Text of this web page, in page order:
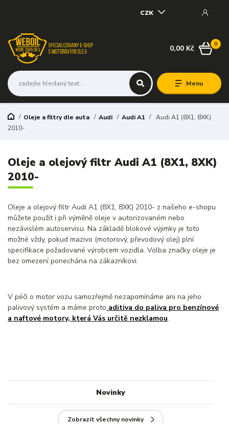
Menu
CZK
0
0,00 Kč
Oleje a filtry dle auta Audi Audi A1
Audi A1 (8X1, 8XK)
2010-
Oleje a olejový filtr Audi A1 (8X1, 8XK)
2010-
Oleje a olejový filtr Audi A1 (8X1, 8XK) 2010- z našeho e-shopu
můžete použít i při výměně oleje v autorizovaném nebo
nezávislém autoservisu. Na základě blokové výjimky je toto
možné vždy, pokud mazivo (motorový, převodový olej) plní
specifikace požadované výrobcem vozidla. Volba značky oleje je
bez omezení ponechána na zákazníkovi.
V péči o motor vozu samozřejmě nezapomínáme ani na jeho
palivový systém a máme proto aditiva do paliva pro benzínové
a naftové motory, která Vás určitě nezklamou.
Novinky
Zobrazit všechny novinky